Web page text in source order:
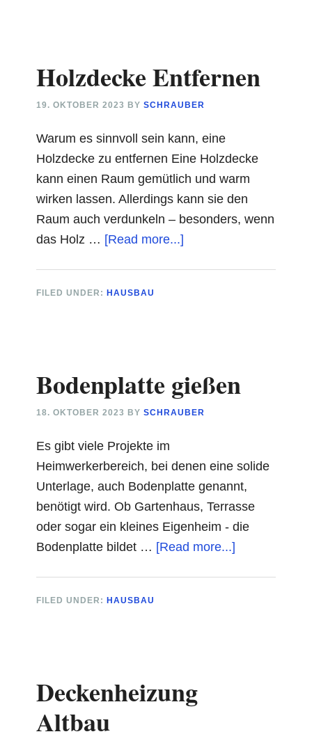
Holzdecke Entfernen
19. OKTOBER 2023 BYSCHRAUBER
Warum es sinnvoll sein kann, eine
Holzdecke zu entfernen Eine Holzdecke
kann einen Raum gemütlich und warm
wirken lassen. Allerdings kann sie den
Raum auch verdunkeln – besonders, wenn
das Holz … [Read more...]
FILED UNDER: HAUSBAU
Bodenplatte gießen
18. OKTOBER 2023 BYSCHRAUBER
Es gibt viele Projekte im
Heimwerkerbereich, bei denen eine solide
Unterlage, auch Bodenplatte genannt,
benötigt wird. Ob Gartenhaus, Terrasse
oder sogar ein kleines Eigenheim - die
Bodenplatte bildet … [Read more...]
FILED UNDER: HAUSBAU
Deckenheizung
Altbau